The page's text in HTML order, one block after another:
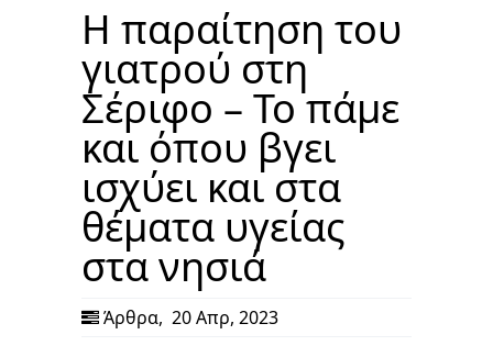
Η παραίτηση του
γιατρού στη
Σέριφο – Το πάμε
και όπου βγει
ισχύει και στα
θέματα υγείας
στα νησιά
Άρθρα, 20 Απρ, 2023